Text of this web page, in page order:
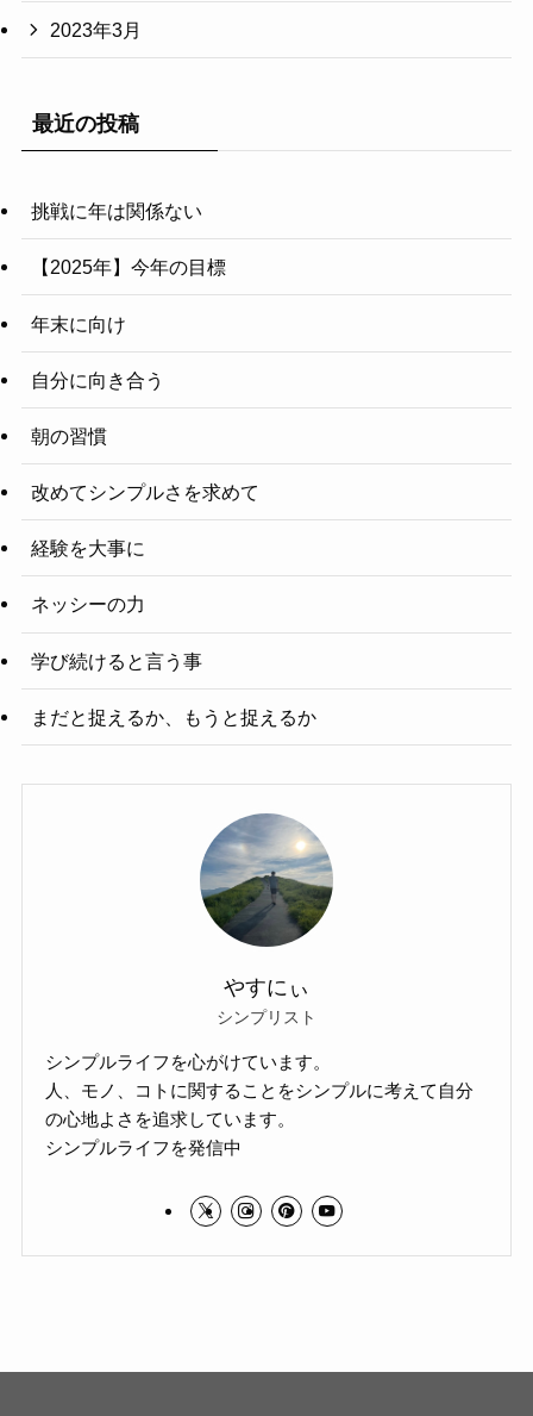
2023年3月
最近の投稿
挑戦に年は関係ない
【2025年】今年の目標
年末に向け
自分に向き合う
朝の習慣
改めてシンプルさを求めて
経験を大事に
ネッシーの力
学び続けると言う事
まだと捉えるか、もうと捉えるか
やすにぃ
シンプリスト
シンプルライフを心がけています。
人、モノ、コトに関することをシンプルに考えて自分
の心地よさを追求しています。
シンプルライフを発信中